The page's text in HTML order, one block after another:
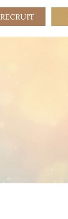
RECRUIT